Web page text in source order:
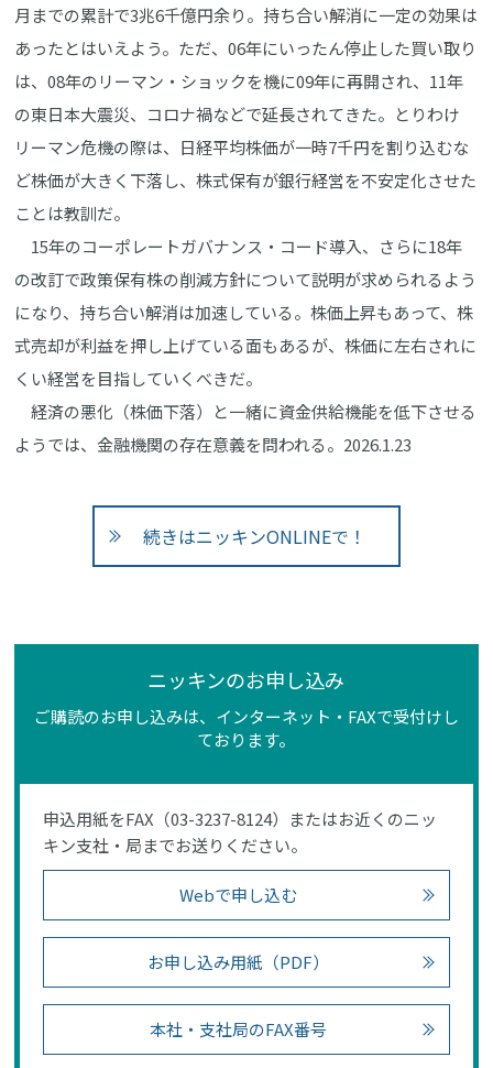
月までの累計で3兆6千億円余り。持ち合い解消に一定の効果は
あったとはいえよう。ただ、06年にいったん停止した買い取り
は、08年のリーマン・ショックを機に09年に再開され、11年
の東日本大震災、コロナ禍などで延長されてきた。とりわけ
リーマン危機の際は、日経平均株価が一時7千円を割り込むな
ど株価が大きく下落し、株式保有が銀行経営を不安定化させた
ことは教訓だ。
15年のコーポレートガバナンス・コード導入、さらに18年
の改訂で政策保有株の削減方針について説明が求められるよう
になり、持ち合い解消は加速している。株価上昇もあって、株
式売却が利益を押し上げている面もあるが、株価に左右されに
くい経営を目指していくべきだ。
経済の悪化（株価下落）と一緒に資金供給機能を低下させる
ようでは、金融機関の存在意義を問われる。2026.1.23
続きはニッキンONLINEで！
ニッキンのお申し込み
ご購読のお申し込みは、インターネット・FAXで受付けし
ております。
申込用紙をFAX（03-3237-8124）またはお近くのニッ
キン支社・局までお送りください。
Webで申し込む
お申し込み用紙（PDF）
本社・支社局のFAX番号